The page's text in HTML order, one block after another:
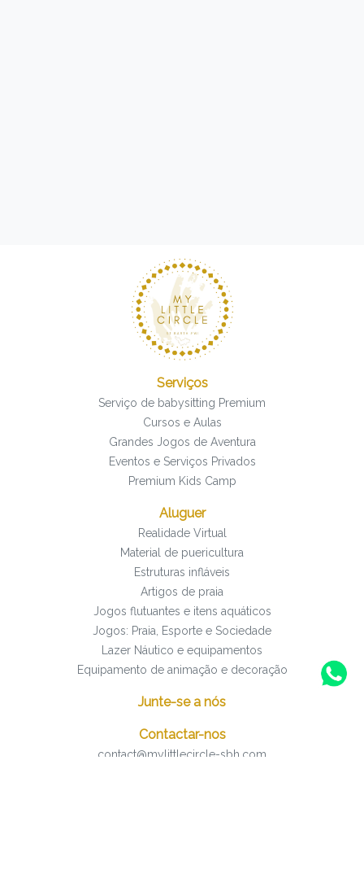
Serviços
Serviço de babysitting Premium
Cursos e Aulas
Grandes Jogos de Aventura
Eventos e Serviços Privados
Premium Kids Camp
Aluguer
Realidade Virtual
Material de puericultura
Estruturas infláveis
Artigos de praia
Jogos flutuantes e itens aquáticos
Jogos: Praia, Esporte e Sociedade
Lazer Náutico e equipamentos
Equipamento de animação e decoração
Junte-se a nós
Contactar-nos
contact@mylittlecircle-sbh.com